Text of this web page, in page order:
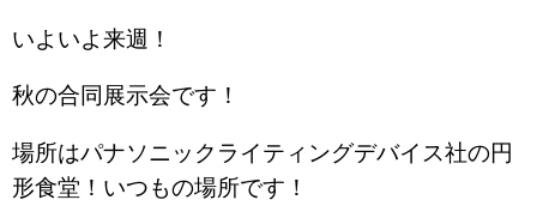
いよいよ来週！
秋の合同展示会です！
場所はパナソニックライティングデバイス社の円
形食堂！いつもの場所です！